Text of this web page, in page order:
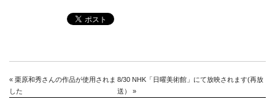
アートサポートセンター
« 栗原和秀さんの作品が使用されま
した
8/30 NHK「日曜美術館」にて放映されます(再放
送）
»